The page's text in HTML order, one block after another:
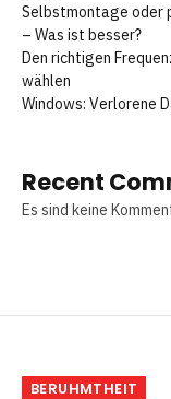
Selbstmontage oder
– Was ist besser?
Den richtigen
wählen
Windows: Verlorene
Recent
Es sind keine
BERUHMTHEIT